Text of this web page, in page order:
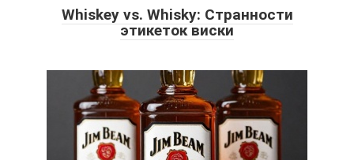
Whiskey vs. Whisky: Странности
этикеток виски